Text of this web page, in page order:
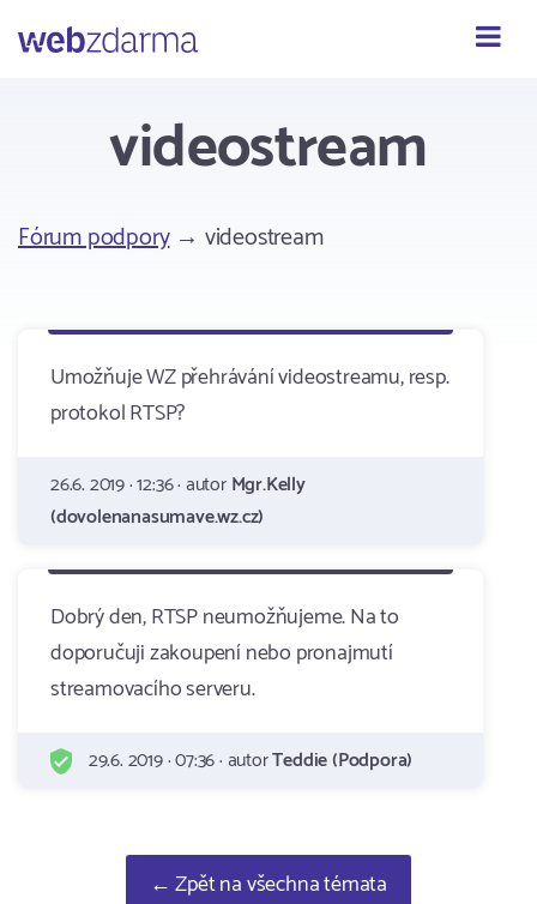
Webzdarma
videostream
Fórum podpory→ videostream
Umožňuje WZ přehrávání videostreamu, resp.
protokol RTSP?
26.6. 2019 · 12:36 · autorMgr.Kelly
(dovolenanasumave.wz.cz)
Dobrý den, RTSP neumožňujeme. Na to
doporučuji zakoupení nebo pronajmutí
streamovacího serveru.
29.6. 2019 · 07:36 · autorTeddie (Podpora)
← Zpět na všechna témata